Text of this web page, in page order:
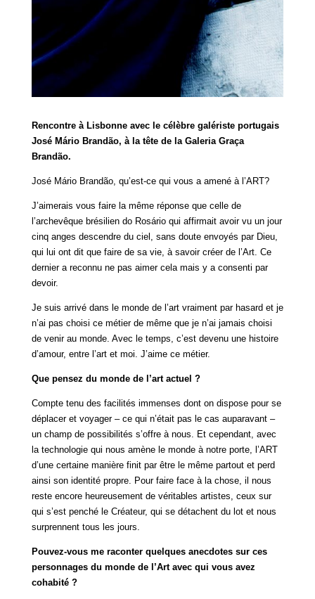
Rencontre à Lisbonne avec le célèbre galériste portugais
José Mário Brandão, à la tête de la Galeria Graça
Brandão.
José Mário Brandão, qu’est-ce qui vous a amené à l’ART?
J’aimerais vous faire la même réponse que celle de
l’archevêque brésilien do Rosário qui affirmait avoir vu un jour
cinq anges descendre du ciel, sans doute envoyés par Dieu,
qui lui ont dit que faire de sa vie, à savoir créer de l’Art. Ce
dernier a reconnu ne pas aimer cela mais y a consenti par
devoir.
Je suis arrivé dans le monde de l’art vraiment par hasard et je
n’ai pas choisi ce métier de même que je n’ai jamais choisi
de venir au monde. Avec le temps, c’est devenu une histoire
d’amour, entre l’art et moi. J’aime ce métier.
Que pensez du monde de l’art actuel ?
Compte tenu des facilités immenses dont on dispose pour se
déplacer et voyager – ce qui n’était pas le cas auparavant –
un champ de possibilités s’offre à nous. Et cependant, avec
la technologie qui nous amène le monde à notre porte, l’ART
d’une certaine manière finit par être le même partout et perd
ainsi son identité propre. Pour faire face à la chose, il nous
reste encore heureusement de véritables artistes, ceux sur
qui s’est penché le Créateur, qui se détachent du lot et nous
surprennent tous les jours.
Pouvez-vous me raconter quelques anecdotes sur ces
personnages du monde de l’Art avec qui vous avez
cohabité ?